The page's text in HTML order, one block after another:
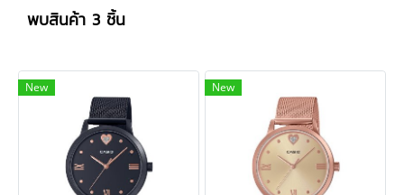
พบสินค้า 3 ชิ้น
New New